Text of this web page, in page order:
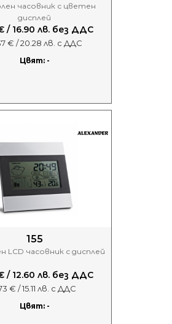
часовник с цветен
дисплей
/ 16.90 лв. без ДДС
€ / 20.28 лв. с ДДС
Цвят: -
155
LCD часовник с дисплей
/ 12.60 лв. без ДДС
€ / 15.11 лв. с ДДС
Цвят: -